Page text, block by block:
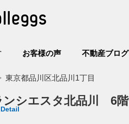
お客様の声 不動産ブログ
東京都品川区北品川1丁目
ンシエスタ北品川 6階